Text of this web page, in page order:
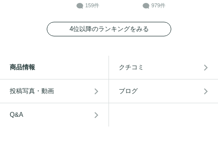
159件 979件
4位以降のランキングをみる
商品情報 クチコミ
投稿写真・動画 ブログ
Q&A